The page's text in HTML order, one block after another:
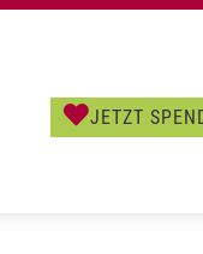
JETZT